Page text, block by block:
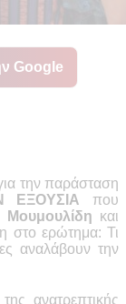
Google
την παράσταση
ΕΞΟΥΣΙΑ που
Μουμουλίδη και
στο ερώτημα: Τι
αναλάβουν την
ανατρεπτικής